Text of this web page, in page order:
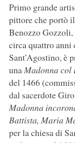
Primo grande
pittore che portò
Benozzo
circa quattro anni
Sant’Agostino, è
unaMadonna col
del 1466
dal sacerdote
Madonna
Battista, Maria
per la chiesa di